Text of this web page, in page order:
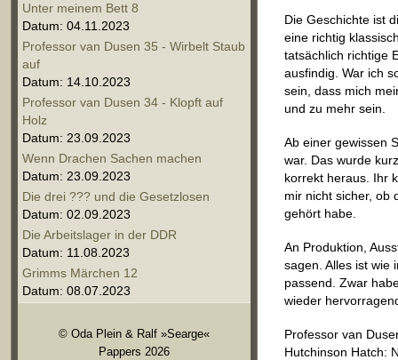
Unter meinem Bett 8
Datum: 04.11.2023
Professor van Dusen 35 - Wirbelt Staub
auf
Datum: 14.10.2023
Professor van Dusen 34 - Klopft auf
Holz
Datum: 23.09.2023
Wenn Drachen Sachen machen
Datum: 23.09.2023
Die drei ??? und die Gesetzlosen
Datum: 02.09.2023
Die Arbeitslager in der DDR
Datum: 11.08.2023
Grimms Märchen 12
Datum: 08.07.2023
© Oda Plein & Ralf »Searge«
Pappers 2026
Die Geschichte ist
eine richtig
tatsächlich richtige
ausfindig. War ich
sein, dass mich
und zu mehr sein.
Ab einer gewissen
war. Das wurde
korrekt heraus. Ihr
mir nicht sicher, ob
gehört habe.
An Produktion,
sagen. Alles ist wie
passend. Zwar
wieder
Professor van
Hutchinson Hatch: